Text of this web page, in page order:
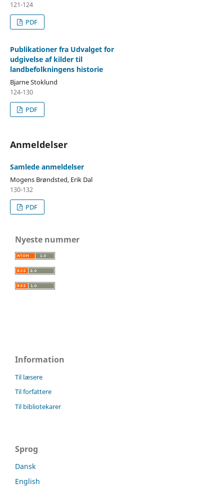
121-124
PDF
Publikationer fra Udvalget for
udgivelse af kilder til
landbefolkningens historie
Bjarne Stoklund
124-130
PDF
Anmeldelser
Samlede anmeldelser
Mogens Brøndsted, Erik Dal
130-132
PDF
Nyeste nummer
Information
Til læsere
Til forfattere
Til bibliotekarer
Sprog
Dansk
English